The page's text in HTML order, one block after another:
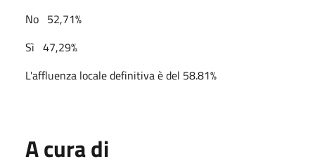
No 52,71%
Sì 47,29%
L'affluenza locale definitiva è del 58.81%
A cura di